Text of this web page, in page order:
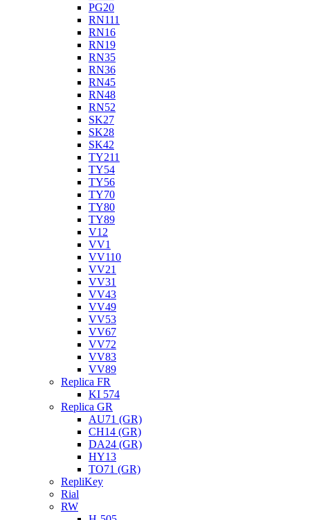
PG20
RN111
RN16
RN19
RN35
RN36
RN45
RN48
RN52
SK27
SK28
SK42
TY211
TY54
TY56
TY70
TY80
TY89
V12
VV1
VV110
VV21
VV31
VV43
VV49
VV53
VV67
VV72
VV83
VV89
Replica FR
KI 574
Replica GR
AU71 (GR)
CH14 (GR)
DA24 (GR)
HY13
TO71 (GR)
RepliKey
Rial
RW